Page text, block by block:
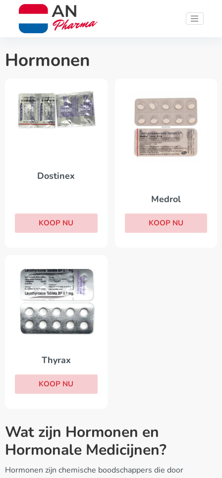
Hormonen
Dostinex
KOOP NU
Medrol
KOOP NU
Thyrax
KOOP NU
Wat zijn Hormonen en
Hormonale Medicijnen?
Hormonen zijn chemische boodschappers die door